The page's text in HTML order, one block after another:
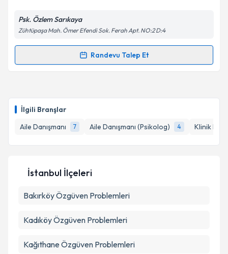
İlgili Branşlar
Aile Danışmanı
7 Aile Danışmanı (Psikolog) 4 Klinik
E-posta Adresiniz
Kişisel verilerimin işlenmesine ilişkinAydınlatma
Psk. Özlem Sarıkaya
Zühtüpaşa Mah. Ömer Efendi Sok. Ferah Apt. NO:2 D:4
Randevu Talep Et
Randevu Takvimi Talebi
almanız için bir takvim hazırlandığında e-posta ile
bilgilendireceğiz.
E-posta Adresiniz
Kişisel verilerimin işlenmesine ilişkin
kapsamda işlenmesini kabul ediyorum.
Takvim Talebini Gönder
İstanbul İlçeleri
BakırköyÖzgüven Problemleri
KadıköyÖzgüven Problemleri
Kağıthane Özgüven Problemleri